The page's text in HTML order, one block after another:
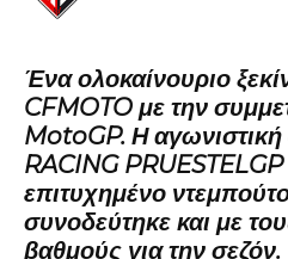
Ένα ολοκαίνουριο
CFMOTO με την
MotoGP. Η
RACING
επιτυχημένο
συνοδεύτηκε και με
βαθμούς για την σεζόν.